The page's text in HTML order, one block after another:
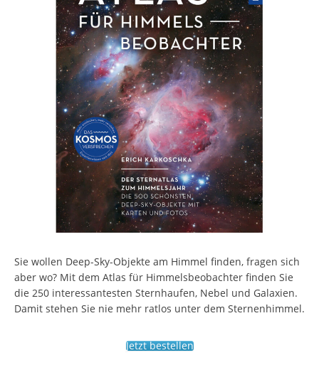
Sie wollen Deep-Sky-Objekte am Himmel finden, fragen sich
aber wo? Mit dem Atlas für Himmelsbeobachter finden Sie
die 250 interessantesten Sternhaufen, Nebel und Galaxien.
Damit stehen Sie nie mehr ratlos unter dem Sternenhimmel.
Jetzt bestellen